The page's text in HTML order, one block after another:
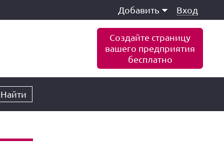
Добавить Вход
Создайте страницу
вашего предприятия
бесплатно
Найти